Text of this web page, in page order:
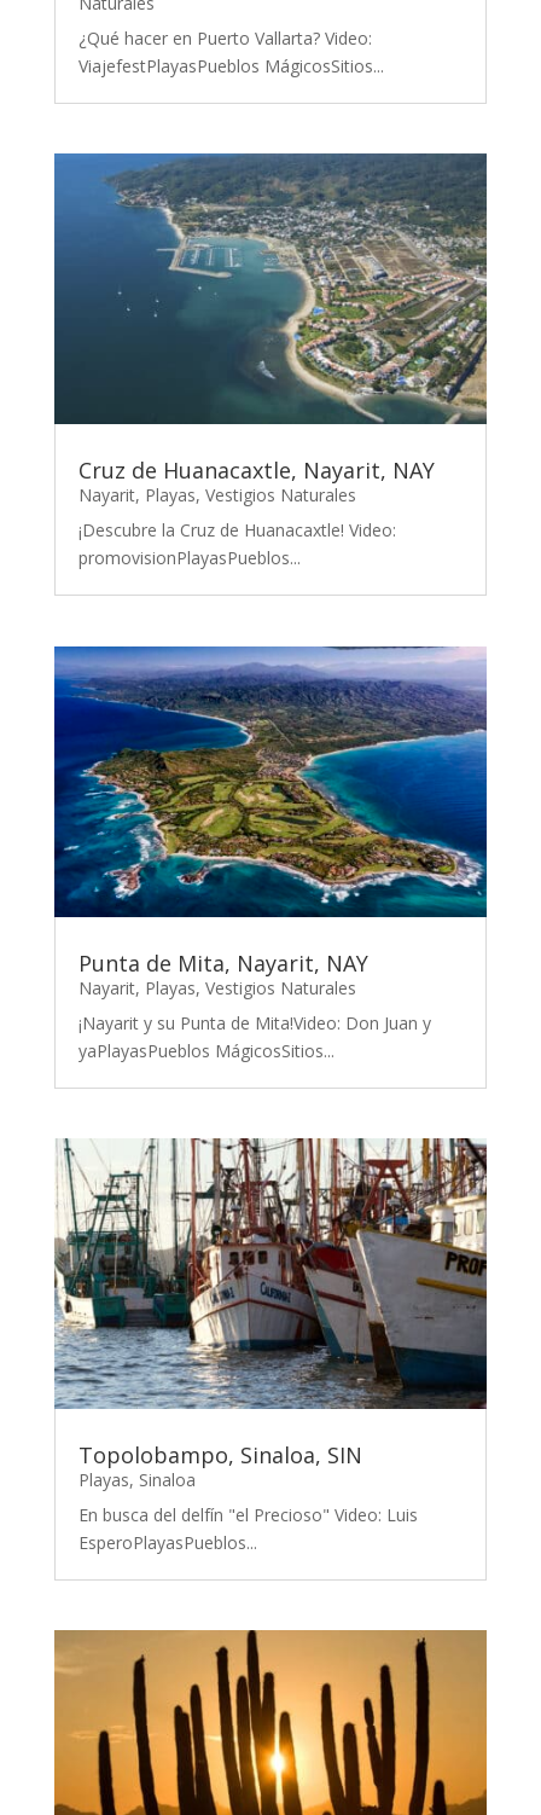
¿Qué hacer en Puerto Vallarta? Video:
ViajefestPlayasPueblos MágicosSitios...
Cruz de Huanacaxtle, Nayarit, NAY
Nayarit, Playas, Vestigios Naturales
¡Descubre la Cruz de Huanacaxtle! Video:
promovisionPlayasPueblos...
Punta de Mita, Nayarit, NAY
Nayarit, Playas, Vestigios Naturales
¡Nayarit y su Punta de Mita!Video: Don Juan y
yaPlayasPueblos MágicosSitios...
Topolobampo, Sinaloa, SIN
Playas, Sinaloa
En busca del delfín "el Precioso" Video: Luis
EsperoPlayasPueblos...